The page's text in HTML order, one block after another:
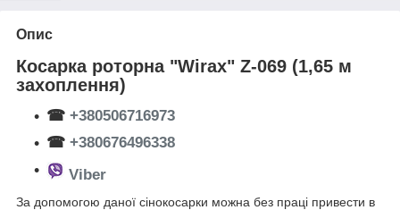
Опис
Косарка роторна "Wirax" Z-069 (1,65 м
захоплення)
☎ +380506716973
☎ +380676496338
Viber
За допомогою даної сінокосарки можна без праці привести в